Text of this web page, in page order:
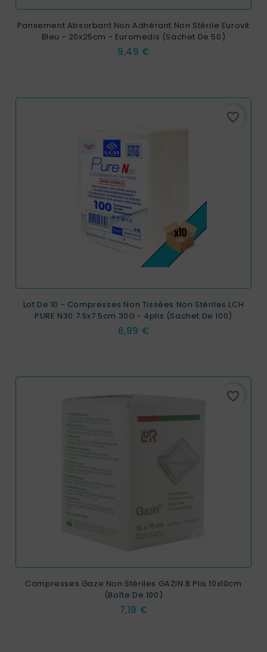
Pansement Absorbant Non Adhérant Non Stérile Eurovit
Bleu - 20x25cm - Euromedis (Sachet De 50)
Prix
9,49 €
favorite_border
Lot De 10 - Compresses Non Tissées Non Stériles LCH
PURE N30 7.5x7.5cm 30G - 4plis (sachet De 100)
Prix
6,99 €
favorite_border
Compresses Gaze Non Stériles GAZIN 8 Plis 10x10cm
(boîte De 100)
Prix
7,19 €